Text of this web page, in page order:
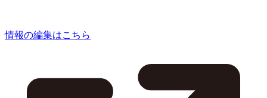
情報の編集はこちら